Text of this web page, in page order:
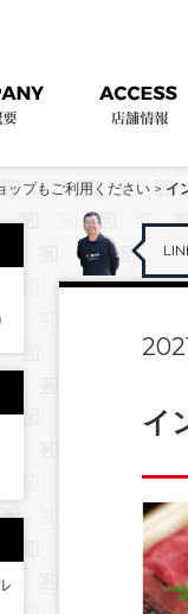
ップもご利用ください > イ
イ